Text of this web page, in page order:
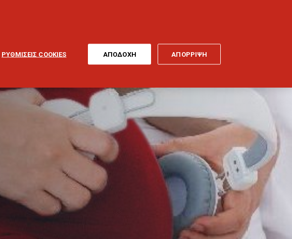
ΡΥΘΜΙΣΕΙΣ COOKIES ΑΠΟΡΡΙΨΗ
ΑΠΟΔΟΧΗ